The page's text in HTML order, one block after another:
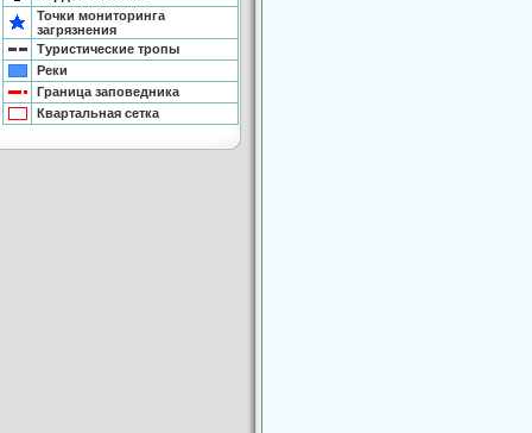
Точки мониторинга
загрязнения
Туристические тропы
Реки
Граница заповедника
Квартальная сетка